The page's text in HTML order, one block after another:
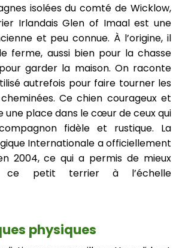
isolées du comté de Wicklow,
Irlandais Glen of Imaal est une
et peu connue. À l’origine, il
ferme, aussi bien pour la chasse
garder la maison. On raconte
autrefois pour faire tourner les
Ce chien courageux et
une place dans le cœur de ceux qui
fidèle et rustique. La
Internationale a officiellement
2004, ce qui a permis de mieux
ce petit terrier à l’échelle
physiques